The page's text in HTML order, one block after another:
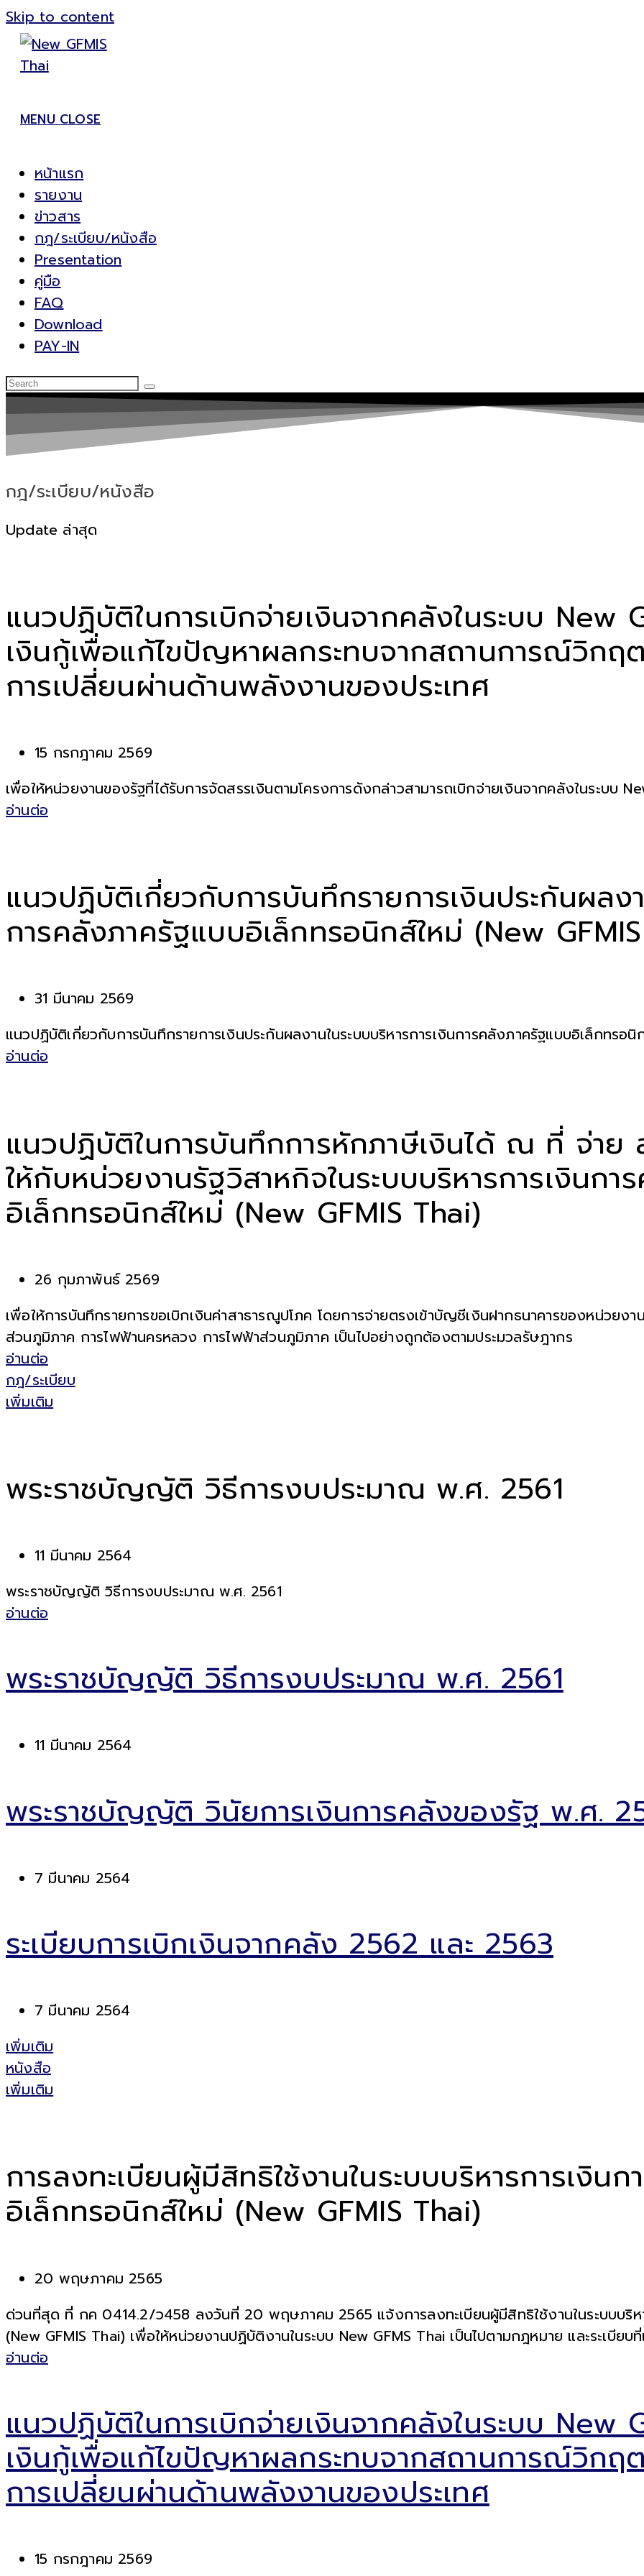
Skip to content
MENU CLOSE
หน้าแรก
รายงาน
ข่าวสาร
กฎ/ระเบียบ/หนังสือ
Presentation
คู่มือ
FAQ
Download
PAY-IN
กฎ/ระเบียบ/หนังสือ
Update ล่าสุด
แนวปฏิบัติในการเบิกจ่ายเงินจากคลังในระบบ New
เงินกู้เพื่อแก้ไขปัญหาผลกระทบจากสถานการณ์วิกฤ
การเปลี่ยนผ่านด้านพลังงานของประเทศ
15 กรกฎาคม 2569
เพื่อให้หน่วยงานของรัฐที่ได้รับการจัดสรรเงินตามโครงการดังกล่าวสามารถเบิกจ่ายเงินจากคลังในระบบ
อ่านต่อ
แนวปฏิบัติเกี่ยวกับการบันทึกรายการเงินประกันผลง
การคลังภาครัฐแบบอิเล็กทรอนิกส์ใหม่ (New
31 มีนาคม 2569
แนวปฏิบัติเกี่ยวกับการบันทึกรายการเงินประกันผลงานในระบบบริหารการเงินการคลังภาครัฐแบบอิเล็กทรอ
อ่านต่อ
แนวปฏิบัติในการบันทึกการหักภาษีเงินได้ ณ ที่ จ่าย
ให้กับหน่วยงานรัฐวิสาหกิจในระบบบริหารการเงินก
อิเล็กทรอนิกส์ใหม่ (New GFMIS Thai)
26 กุมภาพันธ์ 2569
เพื่อให้การบันทึกรายการขอเบิกเงินค่าสาธารณูปโภค โดยการจ่ายตรงเข้าบัญชีเงินฝากธนาคารของหน่วยง
ส่วนภูมิภาค การไฟฟ้านครหลวง การไฟฟ้าส่วนภูมิภาค เป็นไปอย่างถูกต้องตามประมวลรัษฎากร
อ่านต่อ
กฎ/ระเบียบ
เพิ่มเติม
พระราชบัญญัติ วิธีการงบประมาณ พ.ศ. 2561
11 มีนาคม 2564
พระราชบัญญัติ วิธีการงบประมาณ พ.ศ. 2561
อ่านต่อ
พระราชบัญญัติ วิธีการงบประมาณ พ.ศ. 2561
11 มีนาคม 2564
พระราชบัญญัติ วินัยการเงินการคลังของรัฐ พ.ศ.
7 มีนาคม 2564
ระเบียบการเบิกเงินจากคลัง 2562 และ 2563
7 มีนาคม 2564
เพิ่มเติม
หนังสือ
เพิ่มเติม
การลงทะเบียนผู้มีสิทธิใช้งานในระบบบริหารการเงิน
อิเล็กทรอนิกส์ใหม่ (New GFMIS Thai)
20 พฤษภาคม 2565
ด่วนที่สุด ที่ กค 0414.2/ว458 ลงวันที่ 20 พฤษภาคม 2565 แจ้งการลงทะเบียนผู้มีสิทธิใช้งานในระบบบริห
(New GFMIS Thai) เพื่อให้หน่วยงานปฏิบัติงานในระบบ New GFMS Thai เป็นไปตามกฎหมาย และระเบียบ
อ่านต่อ
แนวปฏิบัติในการเบิกจ่ายเงินจากคลังในระบบ New
เงินกู้เพื่อแก้ไขปัญหาผลกระทบจากสถานการณ์วิกฤ
การเปลี่ยนผ่านด้านพลังงานของประเทศ
15 กรกฎาคม 2569